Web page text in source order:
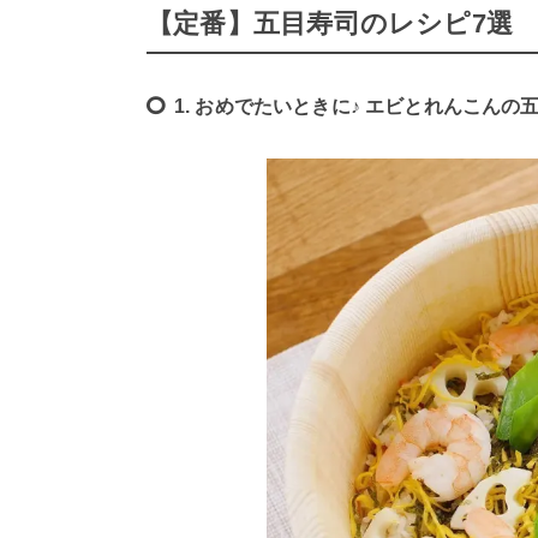
【定番】五目寿司のレシピ7選
1. おめでたいときに♪ エビとれんこんの